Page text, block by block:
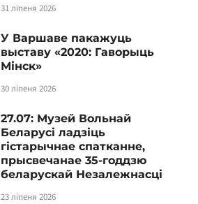
31 ліпеня 2026
У Варшаве пакажуць
выставу «2020: Гаворыць
Мінск»
30 ліпеня 2026
27.07: Музей Вольнай
Беларусі ладзіць
гістарычнае спатканне,
прысвечанае 35-годдзю
беларускай Незалежнасці
23 ліпеня 2026